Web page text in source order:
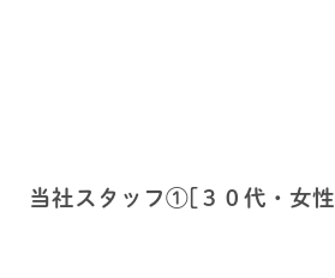
当社スタッフ①[３０代・女性]